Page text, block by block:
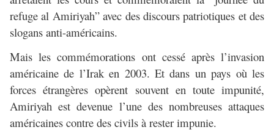
refuge al Amiriyah” avec des discours patriotiques et des
slogans anti-américains.
Mais les commémorations ont cessé après l’invasion
américaine de l’Irak en 2003. Et dans un pays où les
forces étrangères opèrent souvent en toute impunité,
Amiriyah est devenue l’une des nombreuses attaques
américaines contre des civils à rester impunie.